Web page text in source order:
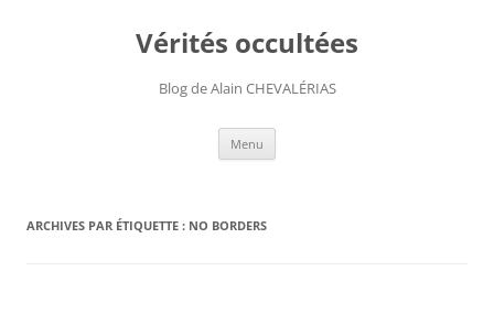
Vérités occultées
Blog de Alain CHEVALÉRIAS
Menu
ARCHIVES PAR ÉTIQUETTE : NO BORDERS